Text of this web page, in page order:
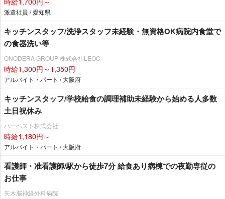
派遣社員 / 愛知県
キッチンスタッフ/洗浄スタッフ未経験・無資格OK病院内食堂で
の食器洗い等
ONODERA GROUP 株式会社LEOC
時給1,300円～1,350円
アルバイト・パート / 大阪府
キッチンスタッフ/学校給食の調理補助未経験から始める人多数
土日祝休み
ハーベスト株式会社
時給1,180円～
アルバイト・パート / 大阪府
看護師・准看護師/駅から徒歩7分 給食あり病棟での夜勤専従の
お仕事
矢木脳神経外科病院